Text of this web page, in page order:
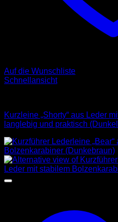
Auf die Wunschliste
Schnellansicht
Kurzleine „Shorty“ aus Leder
langlebig und praktisch